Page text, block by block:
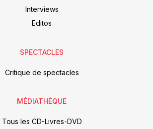
Interviews
Editos
SPECTACLES
Critique de spectacles
MÉDIATHÈQUE
Tous les CD-Livres-DVD